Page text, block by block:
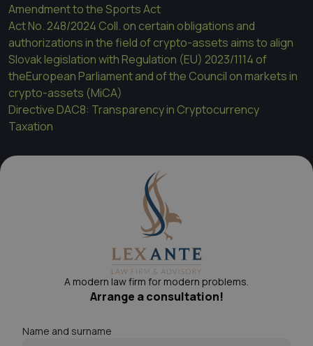
Amendment to the Sports Act
Act No. 248/2024 Coll. on certain obligations and
authorizations in the field of crypto-assets aims to align
Slovak legislation with Regulation (EU) 2023/1114 of
theEuropean Parliament and of the Council on markets in
crypto-assets (MiCA)
Directive DAC8: Transparency in Cryptocurrency
Taxation
A modern law firm for modern problems.
Arrange a consultation!
Name and surname